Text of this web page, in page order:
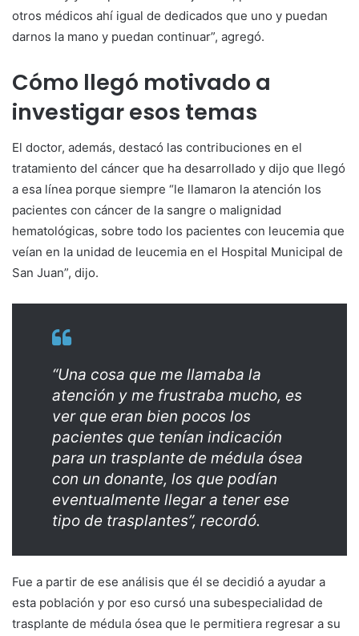
otros médicos ahí igual de dedicados que uno y puedan
darnos la mano y puedan continuar”, agregó.
Cómo llegó motivado a
investigar esos temas
El doctor, además, destacó las contribuciones en el
tratamiento del cáncer que ha desarrollado y dijo que llegó
a esa línea porque siempre “le llamaron la atención los
pacientes con cáncer de la sangre o malignidad
hematológicas, sobre todo los pacientes con leucemia que
veían en la unidad de leucemia en el Hospital Municipal de
San Juan”, dijo.
“Una cosa que me llamaba la
atención y me frustraba mucho, es
ver que eran bien pocos los
pacientes que tenían indicación
para un trasplante de médula ósea
con un donante, los que podían
eventualmente llegar a tener ese
tipo de trasplantes”, recordó.
Fue a partir de ese análisis que él se decidió a ayudar a
esta población y por eso cursó una subespecialidad de
trasplante de médula ósea que le permitiera regresar a su